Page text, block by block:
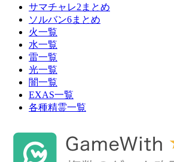
サマチャレ2まとめ
ソルバン6まとめ
火一覧
水一覧
雷一覧
光一覧
闇一覧
EXAS一覧
各種精霊一覧